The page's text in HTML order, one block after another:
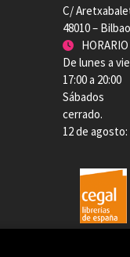
C/
48010 – Bilbao
De lunes a
17:00 a 20:00
Sábados
cerrado.
12 de